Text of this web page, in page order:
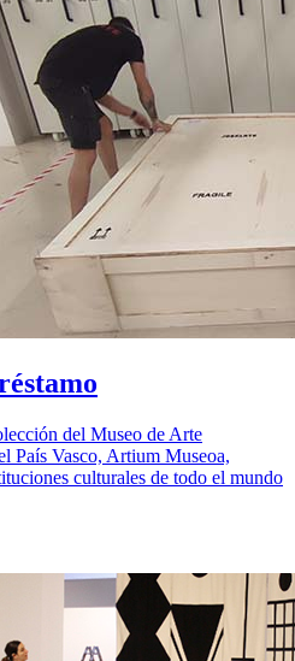
del Museo de Arte
País Vasco, Artium Museoa,
culturales de todo el mundo